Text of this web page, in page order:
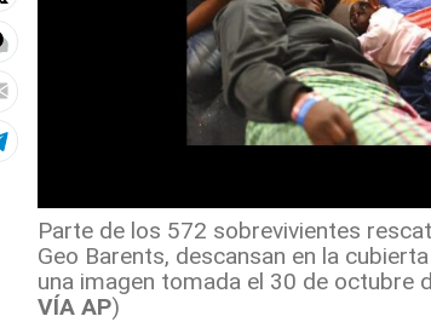
Parte de los 572 sobrevivientes
Geo Barents, descansan en la
una imagen tomada el 30 de octubre
VÍA AP)